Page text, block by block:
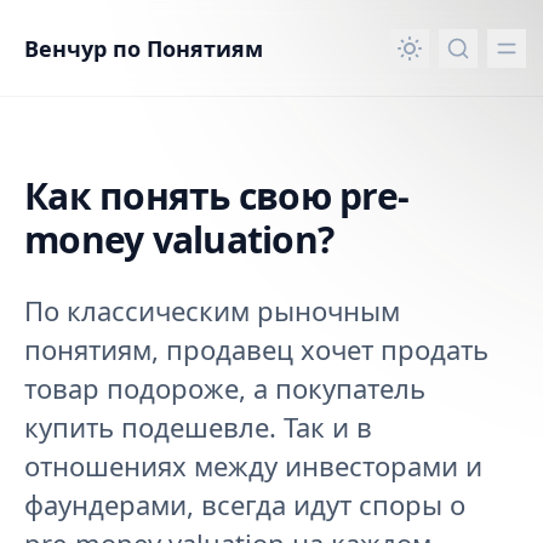
Венчур по Понятиям
Как понять свою pre-
money valuation?
По классическим рыночным
понятиям, продавец хочет продать
товар подороже, а покупатель
купить подешевле. Так и в
отношениях между инвесторами и
фаундерами, всегда идут споры о